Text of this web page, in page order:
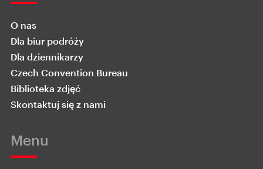
O nas
Dla biur podróży
Dla dziennikarzy
Czech Convention Bureau
Biblioteka zdjęć
Skontaktuj się z nami
Menu